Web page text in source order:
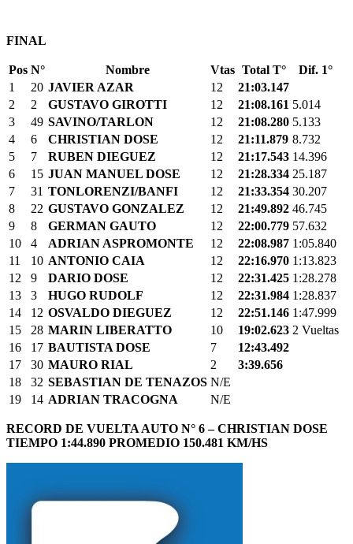
FINAL
Pos N° Nombre Vtas Total T°
Dif. 1°
1
20 JAVIER AZAR 12
21:03.147
2
2 GUSTAVO GIROTTI 12 21:08.161 5.014
3
49 SAVINO/TARLON 12 21:08.280 5.133
4
6 CHRISTIAN DOSE 12 21:11.879 8.732
5
7 RUBEN DIEGUEZ 12 21:17.543 14.396
6
15 JUAN MANUEL DOSE 12 21:28.334 25.187
7
31 TONLORENZI/BANFI 12 21:33.354 30.207
8
22 GUSTAVO GONZALEZ 12 21:49.892 46.745
9
8 GERMAN GAUTO 12 22:00.779 57.632
10
4 ADRIAN ASPROMONTE 12 22:08.987 1:05.840
11
10 ANTONIO CAIA 12 22:16.970 1:13.823
12
9 DARIO DOSE 12 22:31.425 1:28.278
13
3 HUGO RUDOLF 12 22:31.984 1:28.837
14
12 OSVALDO DIEGUEZ 12 22:51.146 1:47.999
15
28 MARIN LIBERATTO 10 19:02.623 2 Vueltas
16
17 BAUTISTA DOSE 7
12:43.492
17
30 MAURO RIAL 2
3:39.656
18
32 SEBASTIAN DE TENAZOS N/E
19
14 ADRIAN TRACOGNA N/E
RECORD DE VUELTA AUTO N° 6 – CHRISTIAN DOSE
TIEMPO 1:44.890 PROMEDIO 150.481 KM/HS